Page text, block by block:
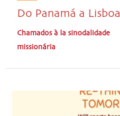
Do Panamá a Lisboa
Chamados à la sinodalidade
missionária